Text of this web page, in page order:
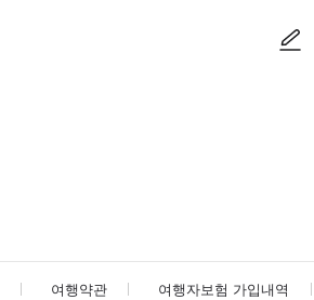
여행약관 여행자보험 가입내역